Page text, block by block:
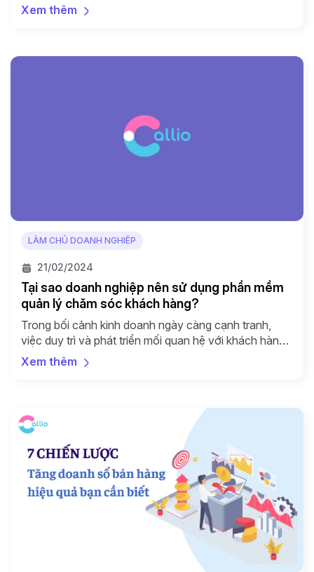
ràng, tích cực trong doanh số và cải thiện trải nghiệm
mua hàng của người tiêu dùng. Nhưng lựa chọn phần
Xem thêm
LÀM CHỦ DOANH NGHIỆP
21/02/2024
Tại sao doanh nghiệp nên sử dụng phần mềm
quản lý chăm sóc khách hàng?
Trong bối cảnh kinh doanh ngày càng cạnh tranh,
việc duy trì và phát triển mối quan hệ với khách hàng
trở thành ưu tiên hàng đầu của mọi doanh nghiệp.
Phần mềm quản lý chăm sóc khách hàng (CRM)
Xem thêm